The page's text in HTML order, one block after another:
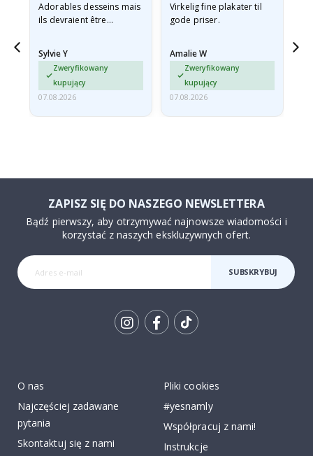
Adorables desseins mais
ils devraient être
enveloppe rigide car ils
sont arrivés roulés et un…
Sylvie Y
Zweryfikowany
kupujący
07.08.2026
Virkelig fine plakater til
gode priser.
Amalie W
Zweryfikowany
kupujący
07.08.2026
ZAPISZ SIĘ DO NASZEGO NEWSLETTERA
Bądź pierwszy, aby otrzymywać najnowsze wiadomości i
korzystać z naszych ekskluzywnych ofert.
SUBSKRYBUJ
O nas
Najczęściej zadawane
pytania
Skontaktuj się z nami
Pliki cookies
#yesnamly
Współpracuj z nami!
Instrukcje